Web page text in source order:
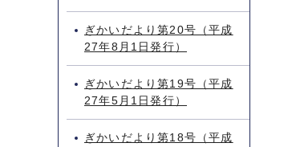
ぎかいだより第20号（平成
27年8月1日発行）
ぎかいだより第19号（平成
27年5月1日発行）
ぎかいだより第18号（平成